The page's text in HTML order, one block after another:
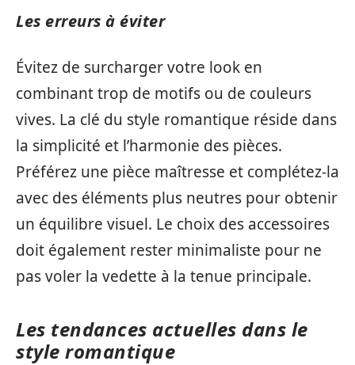
Les erreurs à éviter
Évitez de surcharger votre look en
combinant trop de motifs ou de couleurs
vives. La clé du style romantique réside dans
la simplicité et l’harmonie des pièces.
Préférez une pièce maîtresse et complétez-la
avec des éléments plus neutres pour obtenir
un équilibre visuel. Le choix des accessoires
doit également rester minimaliste pour ne
pas voler la vedette à la tenue principale.
Les tendances actuelles dans le
style romantique